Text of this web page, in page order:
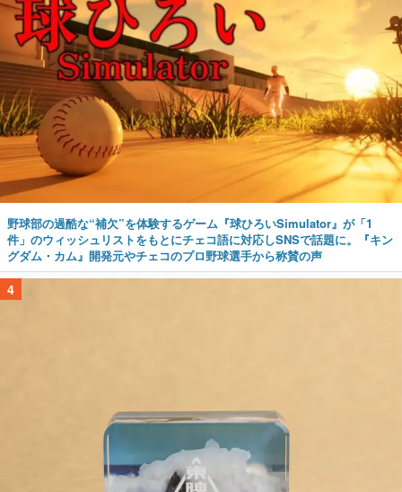
野球部の過酷な“補欠”を体験するゲーム『球ひろいSimulator』が「1
件」のウィッシュリストをもとにチェコ語に対応しSNSで話題に。『キン
グダム・カム』開発元やチェコのプロ野球選手から称賛の声
4